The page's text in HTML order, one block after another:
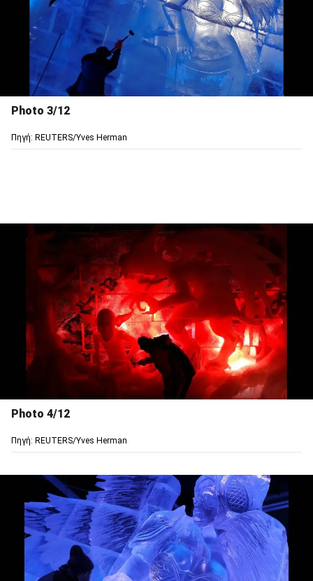
Photo 3/12
Πηγή: REUTERS/Yves Herman
Photo 4/12
Πηγή: REUTERS/Yves Herman